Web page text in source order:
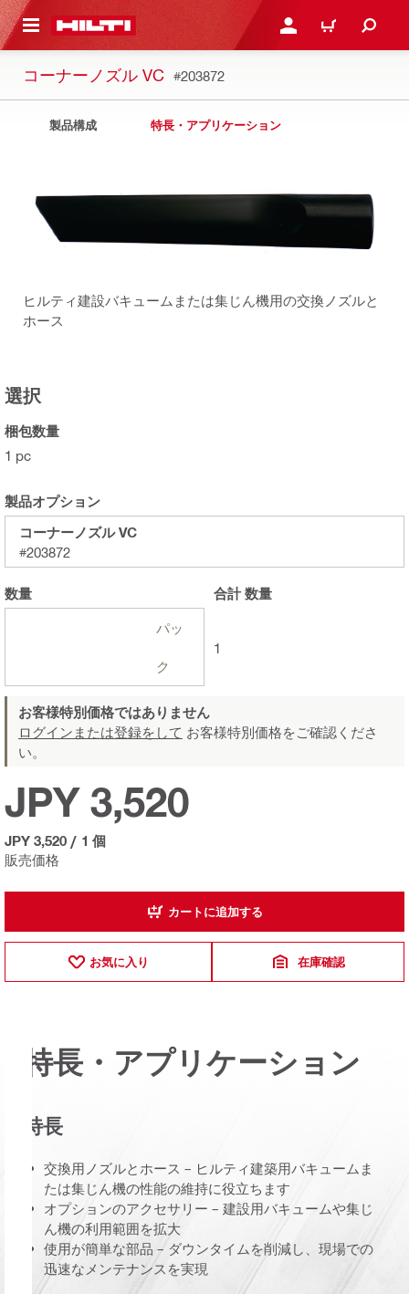
内容を表示 ログイン・新規オンライ
カート
コーナーノズル VC #203872
製品構成 特長・アプリケーション
ヒルティ建設バキュームまたは集じん機用の交換ノズルと
ホース
選択
梱包数量
1 pc
製品オプション
コーナーノズル VC
#203872
数量
パッ
ク
合計数量
1
お客様特別価格ではありません
ログインまたは登録をして お客様特別価格をご確認くださ
い。
販売価格
JPY 3,520
JPY 3,520 / 1 個
カートに追加する
お気に入り 在庫確認
特長・アプリケーション
特長
交換用ノズルとホース – ヒルティ建築用バキュームま
たは集じん機の性能の維持に役立ちます
オプションのアクセサリー – 建設用バキュームや集じ
ん機の利用範囲を拡大
使用が簡単な部品 – ダウンタイムを削減し、現場での
迅速なメンテナンスを実現